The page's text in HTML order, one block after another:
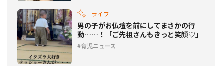
ライフ
男の子がお仏壇を前にしてまさかの行
動……！「ご先祖さんもきっと笑顔♡」
育児ニュース